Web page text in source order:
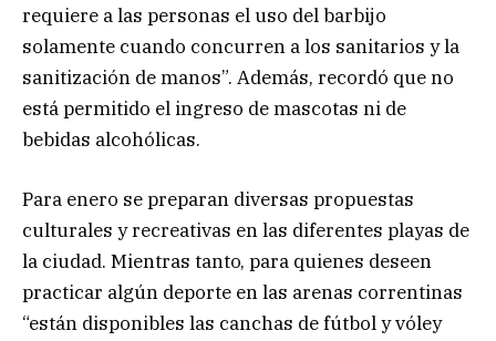
requiere a las personas el uso del barbijo
solamente cuando concurren a los sanitarios y la
sanitización de manos”. Además, recordó que no
está permitido el ingreso de mascotas ni de
bebidas alcohólicas.
Para enero se preparan diversas propuestas
culturales y recreativas en las diferentes playas de
la ciudad. Mientras tanto, para quienes deseen
practicar algún deporte en las arenas correntinas
“están disponibles las canchas de fútbol y vóley